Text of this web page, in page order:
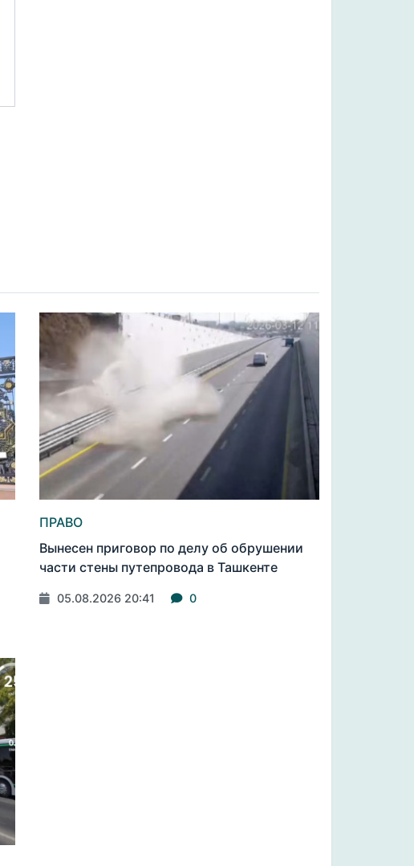
ПРАВО
Вынесен приговор по делу об обрушении
части стены путепровода в Ташкенте
05.08.2026 20:41 0